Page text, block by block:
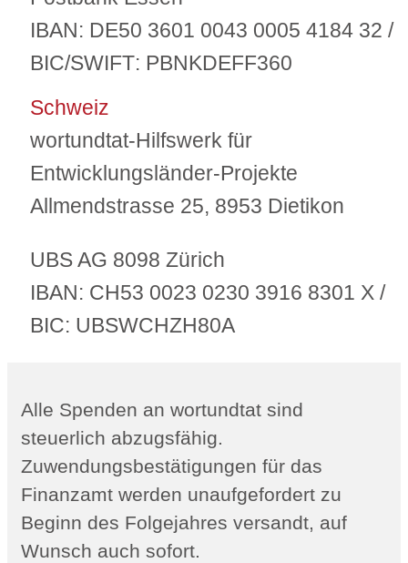
IBAN: DE50 3601 0043 0005 4184 32 /
BIC/SWIFT: PBNKDEFF360
Schweiz
wortundtat-Hilfswerk für
Entwicklungsländer-Projekte
Allmendstrasse 25, 8953 Dietikon
UBS AG 8098 Zürich
IBAN: CH53 0023 0230 3916 8301 X /
BIC: UBSWCHZH80A
Alle Spenden an wortundtat sind
steuerlich abzugsfähig.
Zuwendungsbestätigungen für das
Finanzamt werden unaufgefordert zu
Beginn des Folgejahres versandt, auf
Wunsch auch sofort.